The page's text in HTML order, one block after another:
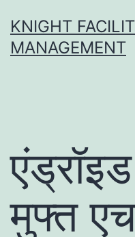
to
content
KNIGHT
MANAGEMENT
मुफ्त